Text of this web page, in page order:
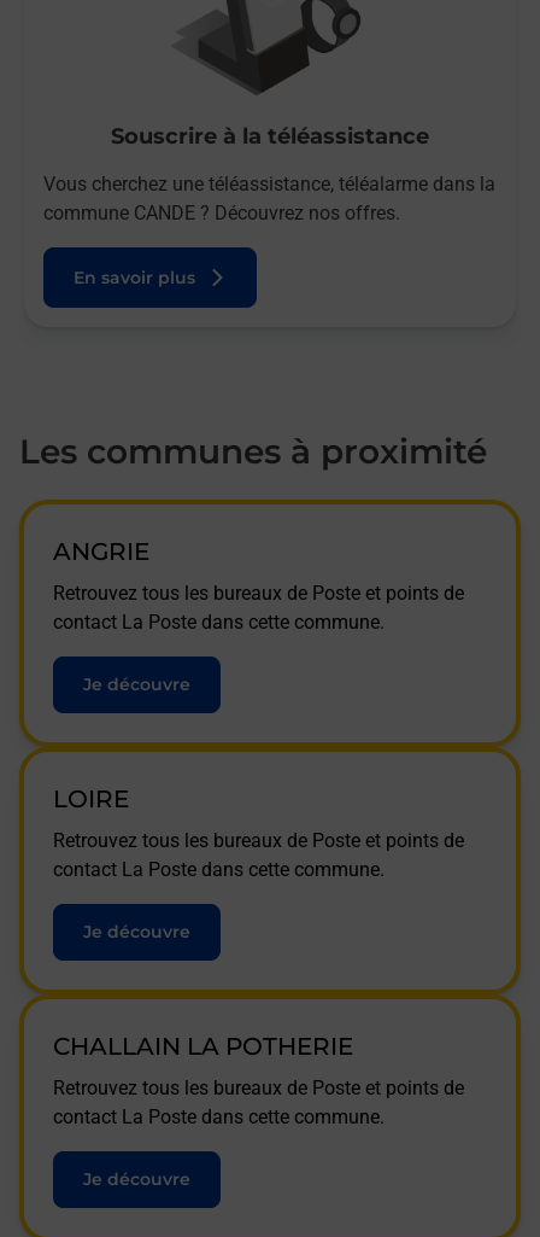
Souscrire à la téléassistance
Vous cherchez une téléassistance, téléalarme dans la
commune CANDE ? Découvrez nos offres.
En savoir plus
Les communes à proximité
ANGRIE
Retrouvez tous les bureaux de Poste et points de
contact La Poste dans cette commune.
Je découvre
LOIRE
Retrouvez tous les bureaux de Poste et points de
contact La Poste dans cette commune.
Je découvre
CHALLAIN LA POTHERIE
Retrouvez tous les bureaux de Poste et points de
contact La Poste dans cette commune.
Je découvre